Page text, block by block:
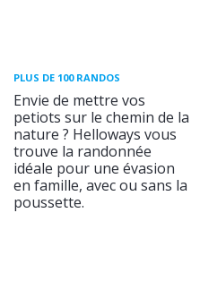
PLUS DE 100 RANDOS
Envie de mettre vos
petiots sur le chemin de la
nature ? Helloways vous
trouve la randonnée
idéale pour une évasion
en famille, avec ou sans la
poussette.